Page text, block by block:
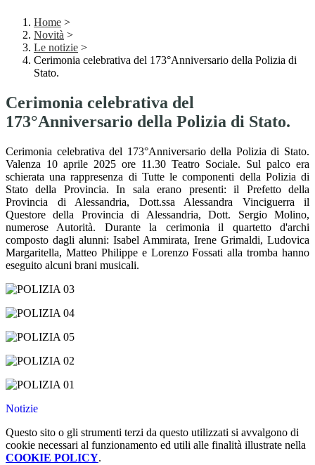
Home >
Novità >
Le notizie >
Cerimonia celebrativa del 173°Anniversario della Polizia di
Stato.
Cerimonia celebrativa del
173°Anniversario della Polizia di Stato.
Cerimonia celebrativa del 173°Anniversario della Polizia di Stato.
Valenza 10 aprile 2025 ore 11.30 Teatro Sociale. Sul palco era
schierata una rappresenza di Tutte le componenti della Polizia di
Stato della Provincia. In sala erano presenti: il Prefetto della
Provincia di Alessandria, Dott.ssa Alessandra Vinciguerra il
Questore della Provincia di Alessandria, Dott. Sergio Molino,
numerose Autorità. Durante la cerimonia il quartetto d'archi
composto dagli alunni: Isabel Ammirata, Irene Grimaldi, Ludovica
Margaritella, Matteo Philippe e Lorenzo Fossati alla tromba hanno
eseguito alcuni brani musicali.
Notizie
Questo sito o gli strumenti terzi da questo utilizzati si avvalgono di
cookie necessari al funzionamento ed utili alle finalità illustrate nella
COOKIE POLICY.